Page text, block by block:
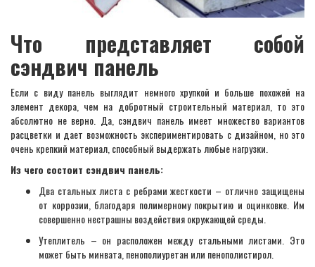
Что представляет собой
сэндвич панель
Если с виду панель выглядит немного хрупкой и больше похожей на
элемент декора, чем на добротный строительный материал, то это
абсолютно не верно. Да, сэндвич панель имеет множество вариантов
расцветки и дает возможность экспериментировать с дизайном, но это
очень крепкий материал, способный выдержать любые нагрузки.
Из чего состоит сэндвич панель:
Два стальных листа с ребрами жесткости – отлично защищены
от коррозии, благодаря полимерному покрытию и оцинковке. Им
совершенно нестрашны воздействия окружающей среды.
Утеплитель – он расположен между стальными листами. Это
может быть минвата, пенополиуретан или пенополистирол.